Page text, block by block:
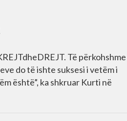
Të përkohshme
do të ishte suksesi i vetëm i
është”, ka shkruar Kurti në